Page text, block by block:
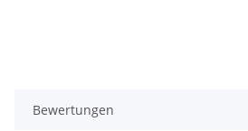
Bewertungen